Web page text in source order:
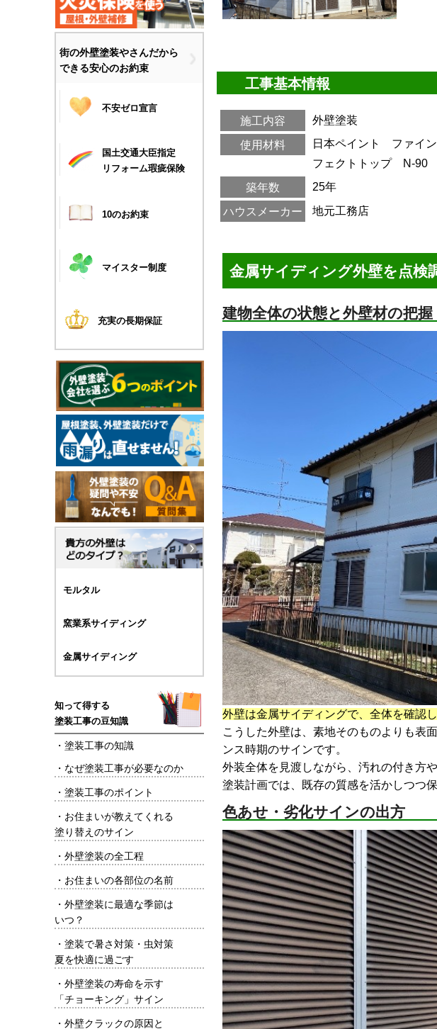
街の外壁塗装やさんだから
できる安心のお約束
不安ゼロ宣言
国土交通大臣指定
リフォーム瑕疵保険
10のお約束
マイスター制度
充実の長期保証
モルタル
窯業系サイディング
金属サイディング
知って得する
塗装工事の豆知識
・ 塗装工事の知識
・ なぜ塗装工事が必要なのか
・ 塗装工事のポイント
・ お住まいが教えてくれる
塗り替えのサイン
・ 外壁塗装の全工程
・ お住まいの各部位の名前
・ 外壁塗装に最適な季節は
いつ？
・ 塗装で暑さ対策・虫対策
夏を快適に過ごす
・ 外壁塗装の寿命を示す
「チョーキング」サイン
・ 外壁クラックの原因と
工事基本情報
施工内容 外壁塗装
使用材料
日本ペイント ファイ
フェクトトップ N-90
築年数
25年
ハウスメーカー 地元工務店
金属サイディング外壁を点検
建物全体の状態と外壁材の把握
外壁は金属サイディングで、全体を確認
こうした外壁は、素地そのものよりも表
ンス時期のサインです。
外装全体を見渡しながら、汚れの付き方
塗装計画では、既存の質感を活かしつつ
色あせ・劣化サインの出方